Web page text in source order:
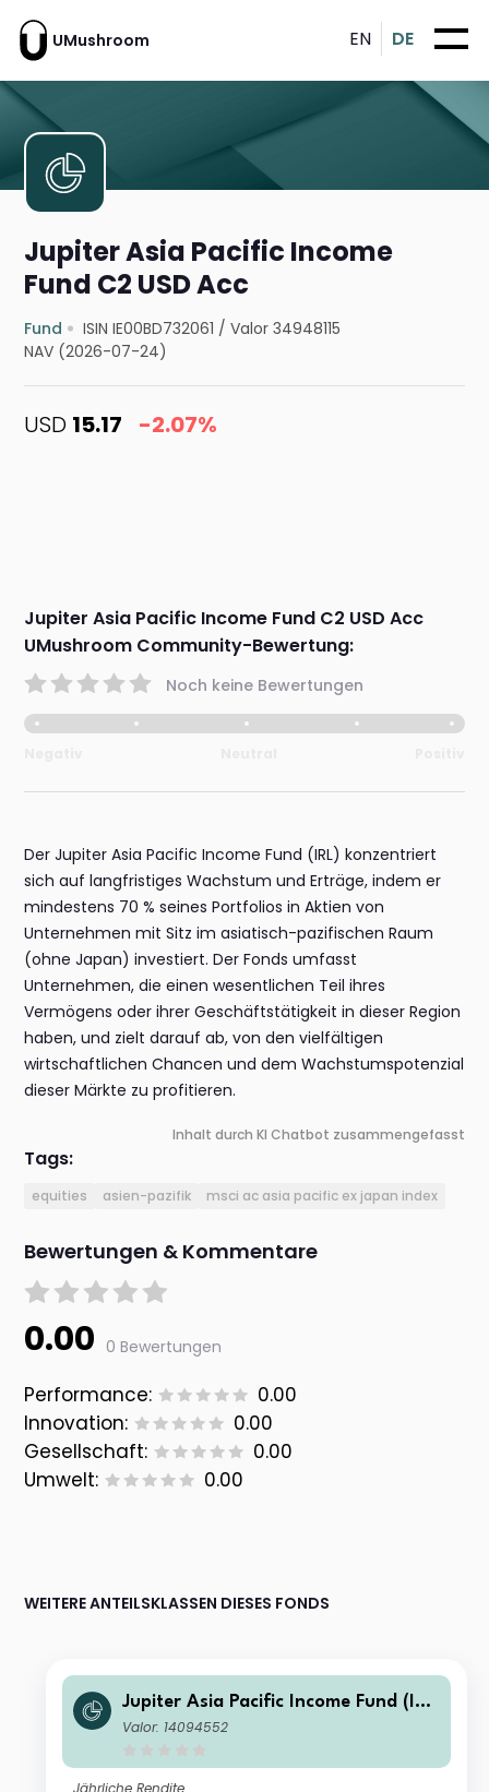
UMushroom EN DE
Jupiter Asia Pacific Income
Fund C2 USD Acc
Fund ISIN IE00BD732061 /Valor 34948115
NAV (2026-07-24)
USD 15.17 -2.07%
Jupiter Asia Pacific Income Fund C2 USD Acc
UMushroom Community-Bewertung:
Noch keine Bewertungen
Der Jupiter Asia Pacific Income Fund (IRL) konzentriert
sich auf langfristiges Wachstum und Erträge, indem er
mindestens 70 % seines Portfolios in Aktien von
Unternehmen mit Sitz im asiatisch-pazifischen Raum
(ohne Japan) investiert. Der Fonds umfasst
Unternehmen, die einen wesentlichen Teil ihres
Vermögens oder ihrer Geschäftstätigkeit in dieser Region
haben, und zielt darauf ab, von den vielfältigen
wirtschaftlichen Chancen und dem Wachstumspotenzial
dieser Märkte zu profitieren.
Inhalt durch KI Chatbot zusammengefasst
Tags:
equities asien-pazifik msci ac asia pacific ex japan index
Bewertungen & Kommentare
0.00 0 Bewertungen
Performance:
0.00
Innovation:
0.00
Gesellschaft:
0.00
Umwelt:
0.00
WEITERE ANTEILSKLASSEN DIESES FONDS
Jupiter Asia Pacific Income Fund (IR
L) L CHF Hedged Inc (M)
Valor: 14094552
Jährliche Rendite